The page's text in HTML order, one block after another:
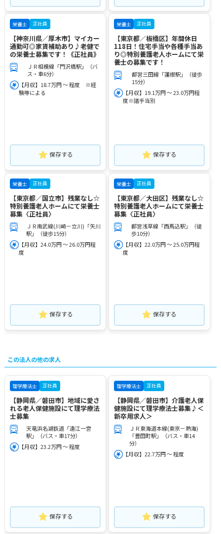
栄養士 正社員
【神奈川県／厚木市】マイカー
通勤可◎家賃補助あり♪老健で
の栄養士募集です！《正社員》
ＪＲ相模線「門沢橋駅」（バ
ス・車6分）
【月収】18.7万円 ～ 程度 ※経
験等による
保存する
栄養士 正社員
【東京都／板橋区】年間休日
118日！住宅手当や各種手当あ
り◎特別養護老人ホームにて栄
養士の募集です！
都営三田線「蓮根駅」（徒歩
15分）
【月収】19.1万円 ～ 23.0万円程
度※諸手当別
保存する
栄養士 正社員
【東京都／国立市】残業なし☆
特別養護老人ホームにて栄養士
募集〈正社員〉
ＪＲ南武線(川崎－立川)「矢川
駅」（徒歩15分）
【月収】24.0万円 ～ 26.0万円程
度
保存する
栄養士 正社員
【東京都／大田区】残業なし☆
特別養護老人ホームにて栄養士
募集〈正社員〉
都営浅草線「西馬込駅」（徒
歩10分）
【月収】22.0万円 ～ 25.0万円程
度
保存する
この法人の他の求人
理学療法士 正社員
【静岡県／磐田市】地域に愛さ
れる老人保健施設にて理学療法
士募集
天竜浜名湖鉄道「遠江一宮
駅」（バス・車17分）
【月収】23.2万円 ～ 程度
保存する
理学療法士 正社員
【静岡県／磐田市】介護老人保
健施設にて理学療法士募集♪＜
新卒用求人＞
ＪＲ東海道本線(東京－熱海)
「豊田町駅」（バス・車14
分）
【月収】22.7万円 ～ 程度
保存する